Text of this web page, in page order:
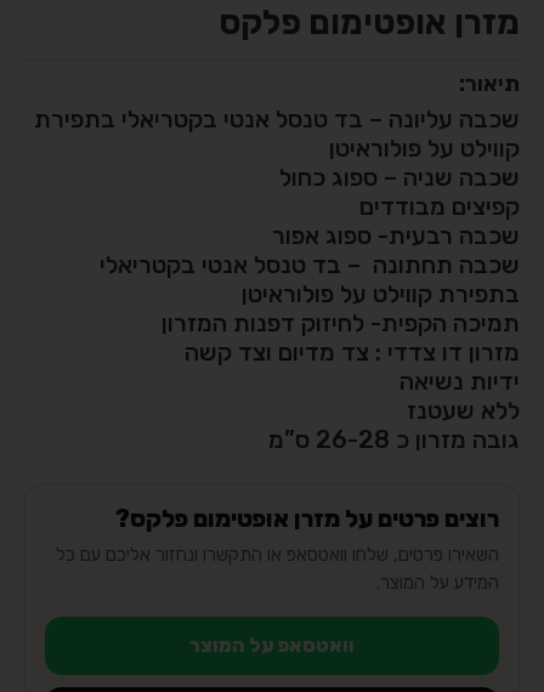
מזרן אופטימום פלקס
תיאור:
שכבה עליונה – בד טנסל אנטי בקטריאלי בתפירת
קווילט על פולוראיטן
שכבה שניה – ספוג כחול
קפיצים מבודדים
שכבה רבעית- ספוג אפור
שכבה תחתונה – בד טנסל אנטי בקטריאלי
בתפירת קווילט על פולוראיטן
תמיכה הקפית- לחיזוק דפנות המזרון
מזרון דו צדדי : צד מדיום וצד קשה
ידיות נשיאה
ללא שעטנז
גובה מזרון כ 26-28 ס”מ
רוצים פרטים על מזרן אופטימום פלקס?
השאירו פרטים, שלחו וואטסאפ או התקשרו ונחזור אליכם עם כל
המידע על המוצר.
וואטסאפ על המוצר